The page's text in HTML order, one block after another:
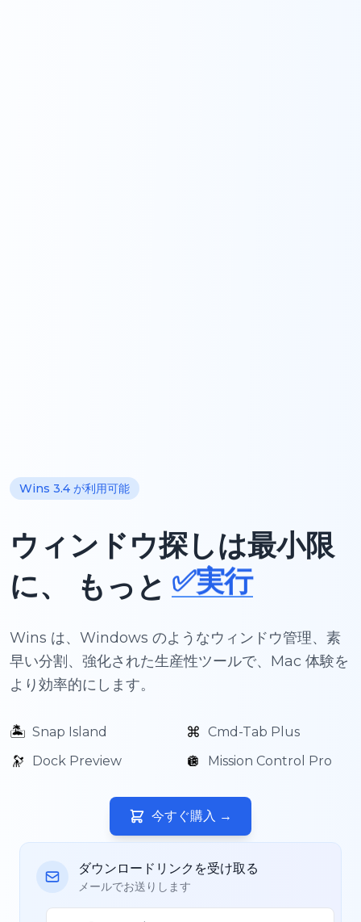
Wins 3.4 が利用可能
ウィンドウ探しは最小限
に、
もっと
✅実行
🧘🏿フロー
Wins は、Windows のようなウィンドウ管理、素
早い分割、強化された生産性ツールで、Mac 体験を
より効率的にします。
🏝️ Snap Island ⌘ Cmd-Tab Plus
🔭 Dock Preview 🪩 Mission Control Pro
今すぐ購入 →
ダウンロードリンクを受け取る
メールでお送りします